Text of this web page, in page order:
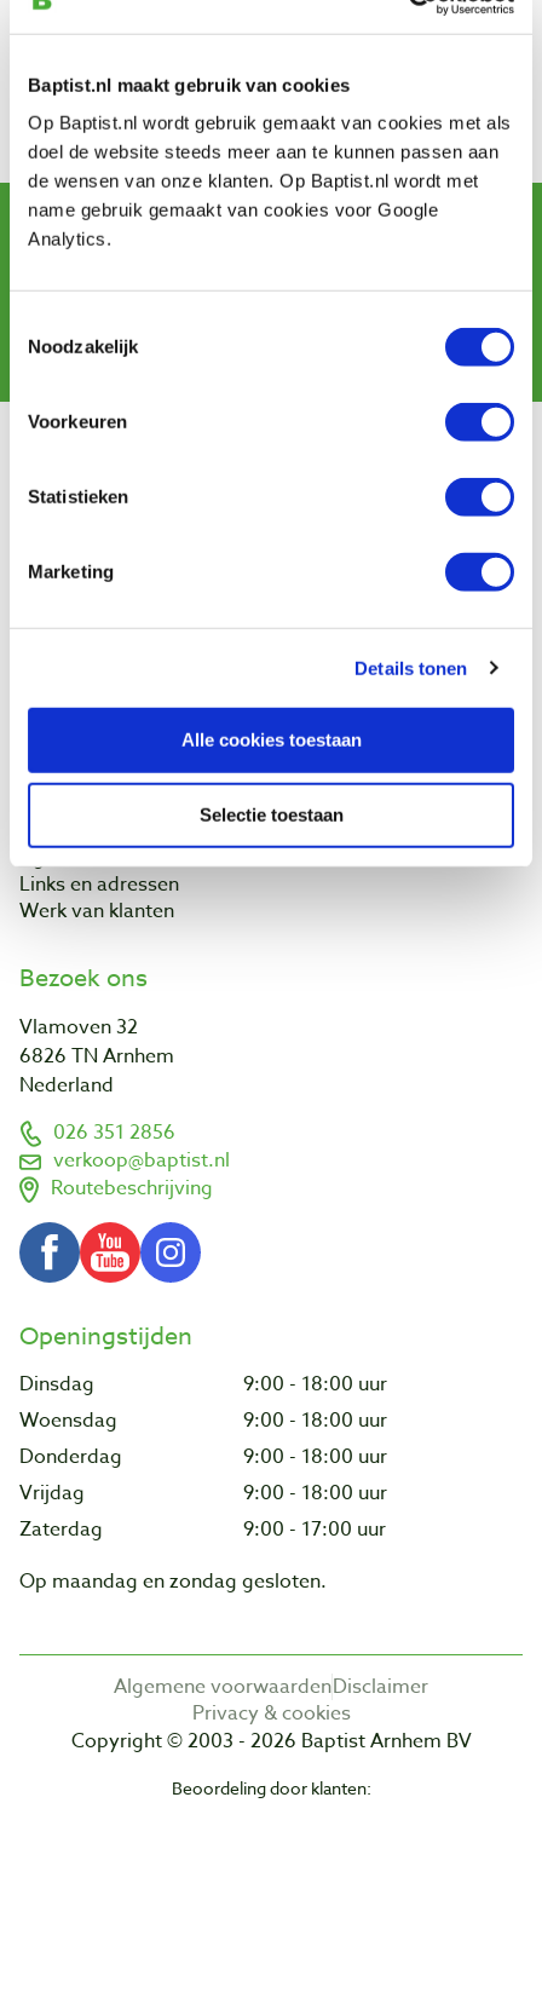
Baptist.nl maakt gebruik van cookies
Op Baptist.nl wordt gebruik gemaakt van cookies met als
doel de website steeds meer aan te kunnen passen aan
de wensen van onze klanten. Op Baptist.nl wordt met
name gebruik gemaakt van cookies voor Google
Analytics.
Noodzakelijk
Voorkeuren
Statistieken
Marketing
Details tonen
Alle cookies toestaan
Selectie toestaan
Contact
Lees meer op de website van meubelatelier
Allerhanden!
Schrijf u in voor de maandelijkse nieuwsbrief
en ontvang aanbiedingen, nieuwe producten en tips.
Bestellen & levering
Retourneren
Garantie
Ontdek IJsseloord 1
Agenda
Links en adressen
Werk van klanten
Bezoek ons
Vlamoven 32
6826 TN Arnhem
Nederland
026 351 2856
verkoop@baptist.nl
Routebeschrijving
Openingstijden
Dinsdag
9:00 - 18:00 uur
Woensdag
9:00 - 18:00 uur
Donderdag
9:00 - 18:00 uur
Vrijdag
9:00 - 18:00 uur
Zaterdag
9:00 - 17:00 uur
Op maandag en zondag gesloten.
Algemene voorwaardenDisclaimer
Privacy & cookies
Copyright © 2003 - 2026 Baptist Arnhem BV
Beoordeling door klanten: